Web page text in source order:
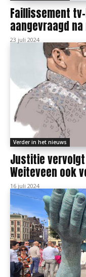
Faillissement
aangevraagd
23 juli 2024
Verder in het nieuws
Justitie
Weiteveen ook
16 juli 2024